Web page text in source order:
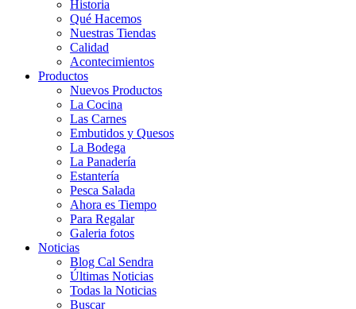
Historia
Qué Hacemos
Nuestras Tiendas
Calidad
Acontecimientos
Productos
Nuevos Productos
La Cocina
Las Carnes
Embutidos y Quesos
La Bodega
La Panadería
Estantería
Pesca Salada
Ahora es Tiempo
Para Regalar
Galeria fotos
Noticias
Blog Cal Sendra
Últimas Noticias
Todas la Noticias
Buscar